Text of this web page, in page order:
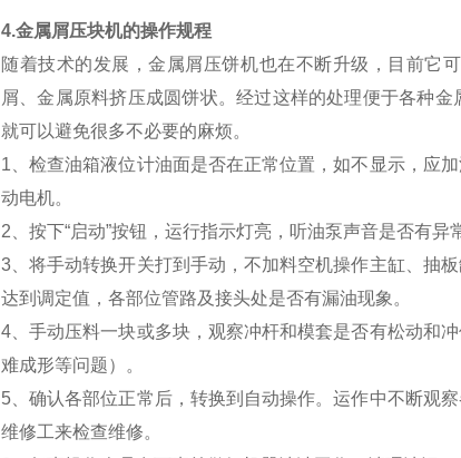
4.金属屑压块机的操作规程
随着技术的发展，金属屑压饼机也在不断升级，目前它
屑、金属原料挤压成圆饼状。经过这样的处理便于各种
就可以避免很多不必要的麻烦。
1、检查油箱液位计油面是否在正常位置，如不显示，应
动电机。
2、按下“启动”按钮，运行指示灯亮，听油泵声音是否有异
3、将手动转换开关打到手动，不加料空机操作主缸、抽
达到调定值，各部位管路及接头处是否有漏油现象。
4、手动压料一块或多块，观察冲杆和模套是否有松动和
难成形等问题）。
5、确认各部位正常后，转换到自动操作。运作中不断观
维修工来检查维修。